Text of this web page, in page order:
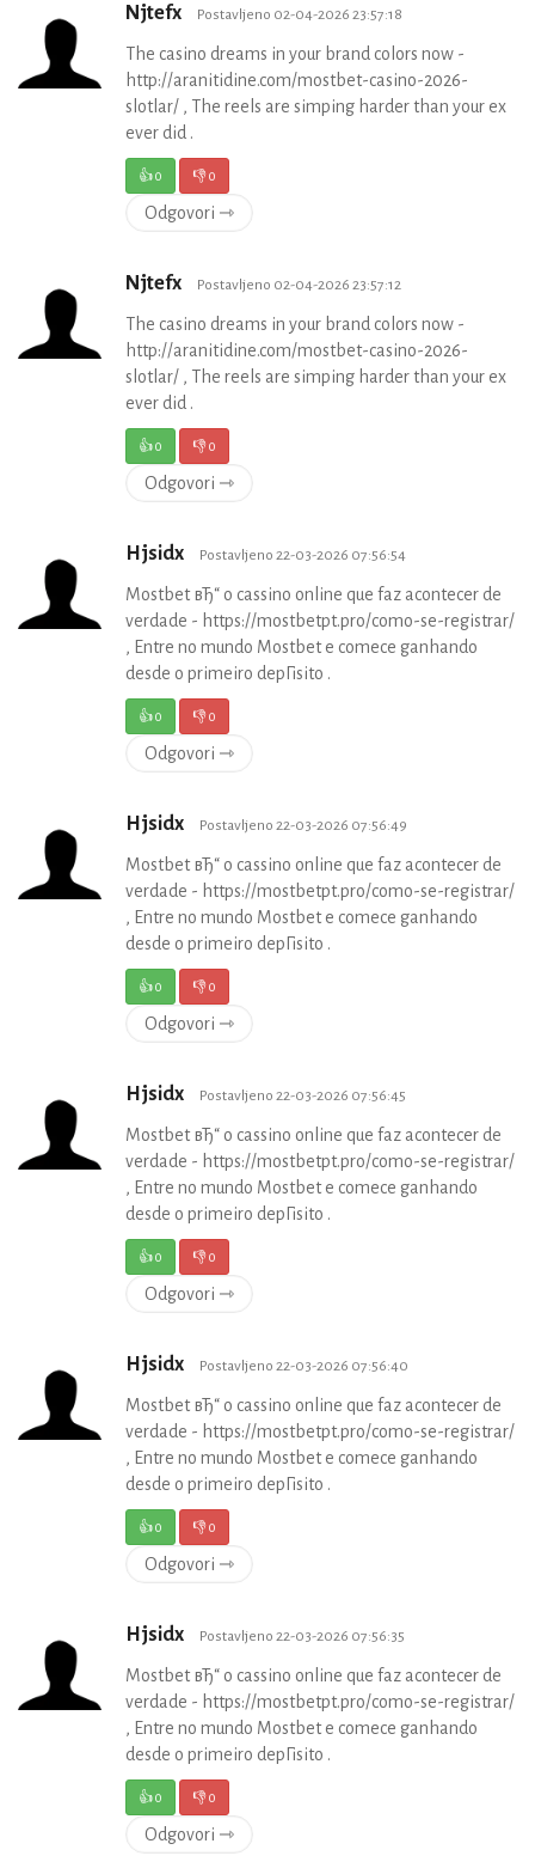
Njtefx Postavljeno 02-04-2026 23:57:18
The casino dreams in your brand colors now -
http://aranitidine.com/mostbet-casino-2026-
slotlar/ , The reels are simping harder than your ex
ever did .
👍0 👎0
Odgovori ⇾
Njtefx Postavljeno 02-04-2026 23:57:12
The casino dreams in your brand colors now -
http://aranitidine.com/mostbet-casino-2026-
slotlar/ , The reels are simping harder than your ex
ever did .
👍0 👎0
Odgovori ⇾
Hjsidx Postavljeno 22-03-2026 07:56:54
Mostbet вЂ“ o cassino online que faz acontecer de
verdade - https://mostbetpt.pro/como-se-registrar/
, Entre no mundo Mostbet e comece ganhando
desde o primeiro depГіsito .
👍0 👎0
Odgovori ⇾
Hjsidx Postavljeno 22-03-2026 07:56:49
Mostbet вЂ“ o cassino online que faz acontecer de
verdade - https://mostbetpt.pro/como-se-registrar/
, Entre no mundo Mostbet e comece ganhando
desde o primeiro depГіsito .
👍0 👎0
Odgovori ⇾
Hjsidx Postavljeno 22-03-2026 07:56:45
Mostbet вЂ“ o cassino online que faz acontecer de
verdade - https://mostbetpt.pro/como-se-registrar/
, Entre no mundo Mostbet e comece ganhando
desde o primeiro depГіsito .
👍0 👎0
Odgovori ⇾
Hjsidx Postavljeno 22-03-2026 07:56:40
Mostbet вЂ“ o cassino online que faz acontecer de
verdade - https://mostbetpt.pro/como-se-registrar/
, Entre no mundo Mostbet e comece ganhando
desde o primeiro depГіsito .
👍0 👎0
Odgovori ⇾
Hjsidx Postavljeno 22-03-2026 07:56:35
Mostbet вЂ“ o cassino online que faz acontecer de
verdade - https://mostbetpt.pro/como-se-registrar/
, Entre no mundo Mostbet e comece ganhando
desde o primeiro depГіsito .
👍0 👎0
Odgovori ⇾